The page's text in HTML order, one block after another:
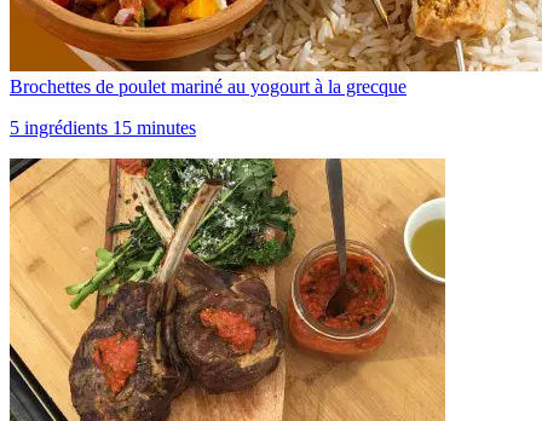
Brochettes de poulet mariné au yogourt à la grecque
5 ingrédients 15 minutes